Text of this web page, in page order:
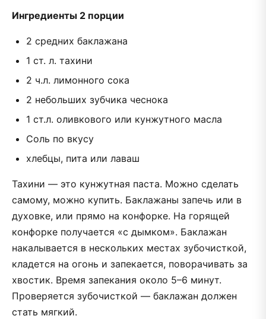
Ингредиенты 2 порции
2 средних баклажана
1 ст. л. тахини
2 ч.л. лимонного сока
2 небольших зубчика чеснока
1 ст.л. оливкового или кунжутного масла
Соль по вкусу
хлебцы, пита или лаваш
Тахини — это кунжутная паста. Можно сделать
самому, можно купить. Баклажаны запечь или в
духовке, или прямо на конфорке. На горящей
конфорке получается «с дымком». Баклажан
накалывается в нескольких местах зубочисткой,
кладется на огонь и запекается, поворачивать за
хвостик. Время запекания около 5–6 минут.
Проверяется зубочисткой — баклажан должен
стать мягкий.